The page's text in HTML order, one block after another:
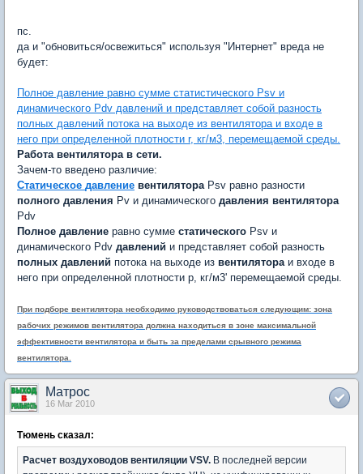
пс.
да и "обновиться/освежиться" используя "Интернет" вреда не
будет:
Полное давление равно сумме статистического Psv и
динамического Pdv давлений и представляет собой разность
полных давлений потока на выходе из вентилятора и входе в
него при определенной плотности r, кг/м3, перемещаемой среды.
Работа вентилятора в сети.
Зачем-то введено различие:
Статическое давление вентилятораPsv равно разности
полного давления Pv и динамического давления вентилятора
Pdv
Полное давление равно сумме статического Psv и
динамического Pdv давлений и представляет собой разность
полных давлений потока на выходе из вентилятораи входе в
него при определенной плотности р, кг/м3' перемещаемой среды.
При подборе вентилятора необходимо руководствоваться следующим: зона
рабочих режимов вентилятора должна находиться в зоне максимальной
эффективности вентилятора и быть за пределами срывного режима
вентилятора.
Матрос
16 Mar 2010
Тюмень сказал:
Расчет воздуховодов вентиляции VSV. В последней версии